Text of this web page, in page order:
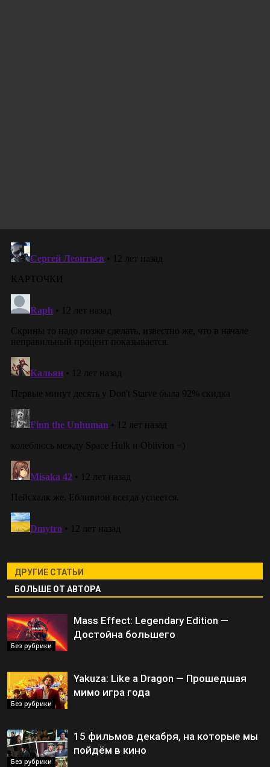
ДРУГИЕ СТАТЬИ
БОЛЬШЕ ОТ АВТОРА
Без рубрики
Mass Effect: Legendary Edition —
Достойна большего
Без рубрики
Yakuza: Like a Dragon — Прошедшая
мимо игра года
Без рубрики
15 фильмов декабря, на которые мы
пойдём в кино